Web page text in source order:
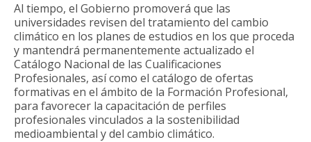
Al tiempo, el Gobierno promoverá que las
universidades revisen del tratamiento del cambio
climático en los planes de estudios en los que proceda
y mantendrá permanentemente actualizado el
Catálogo Nacional de las Cualificaciones
Profesionales, así como el catálogo de ofertas
formativas en el ámbito de la Formación Profesional,
para favorecer la capacitación de perfiles
profesionales vinculados a la sostenibilidad
medioambiental y del cambio climático.